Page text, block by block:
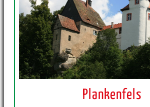
Plankenfels